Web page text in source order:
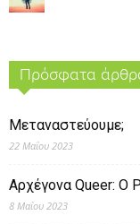
Πρόσφατα
Μεταναστεύουμε;
22 Μαΐου 2023
Αρχέγονα Queer: O
8 Μαΐου 2023